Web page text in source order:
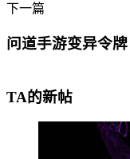
下一篇
问道手游变异令
TA的新帖